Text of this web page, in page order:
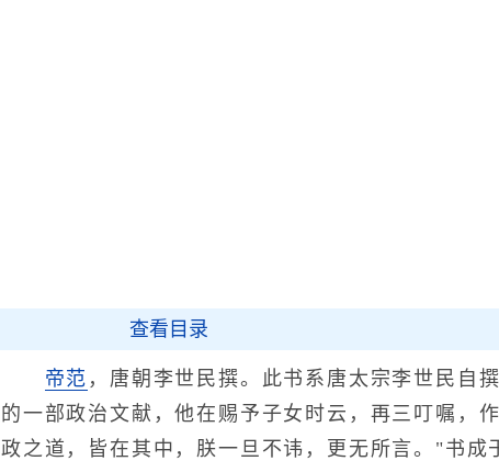
查看目录
帝范 ，唐朝李世民撰。此书系唐太宗李世民自
的一部政治文献，他在赐予子女时云，再三叮嘱，
政之道，皆在其中，朕一旦不讳，更无所言。"书成